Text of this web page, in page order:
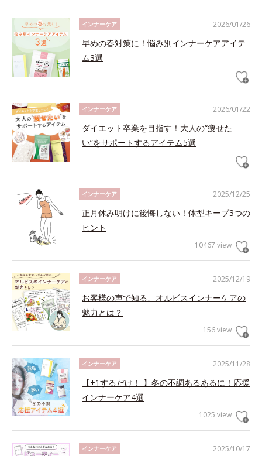
2026/01/26
インナーケア
早めの春対策に！悩み別インナーケアアイテ
ム3選
2026/01/22
インナーケア
ダイエット卒業を目指す！大人の“痩せた
い”をサポートするアイテム5選
2025/12/25
インナーケア
正月休み明けに後悔しない！体型キープ3つの
ヒント
10467 view
2025/12/19
インナーケア
お客様の声で知る、オルビスインナーケアの
魅力とは？
156 view
2025/11/28
インナーケア
【+1するだけ！ 】冬の不調あるあるに！応援
インナーケア4選
1025 view
2025/10/17
インナーケア